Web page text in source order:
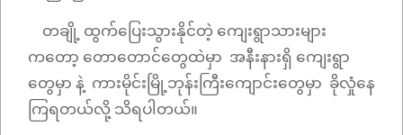
တချို့ ထွက်ပြေးသွားနိုင်တဲ့ ကျေးရွာသားများ
ကတော့ တောတောင်တွေထဲမှာ အနီးနားရှိ ကျေးရွာ
တွေမှာ နဲ့ ကားမိုင်းမြို့ဘုန်းကြီးကျောင်းတွေမှာ ခိုလှုံနေ
ကြရတယ်လို့ သိရပါတယ်။